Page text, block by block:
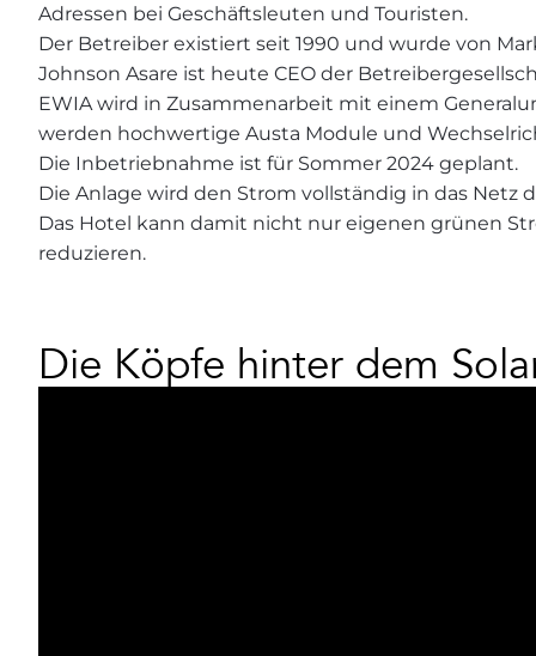
Adressen bei Geschäftsleuten und Touristen.
Der Betreiber existiert seit 1990 und wurde von
Johnson Asare ist heute CEO der
EWIA wird in Zusammenarbeit mit einem
werden hochwertige Austa Module und
Die Inbetriebnahme ist für Sommer 2024 geplant.
Die Anlage wird den Strom vollständig in das Netz
Das Hotel kann damit nicht nur eigenen grünen
reduzieren.
Die Köpfe hinter dem